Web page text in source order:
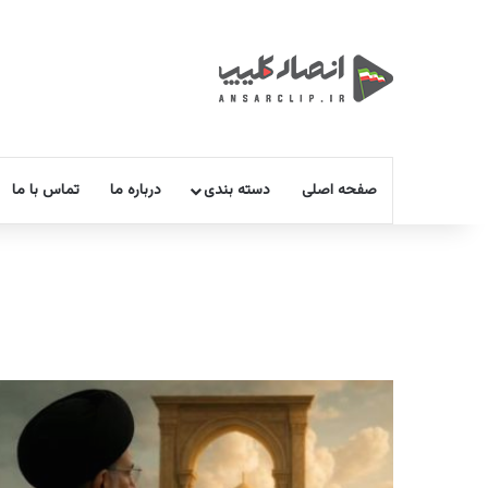
صفحه اصلی دسته بندی درباره ما تماس با ما